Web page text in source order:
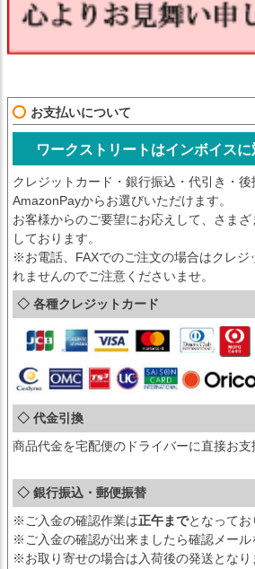
お支払いについて
ワークストリートはインボイスに
クレジットカード・銀行振込・代引き・後
AmazonPayからお選びいただけます。
お客様からのご要望にお応えして、さま
しております。
※お電話、FAXでのご注文の場合はクレジ
れませんのでご注意くださいませ。
◇ 各種クレジットカード
◇ 代金引換
商品代金を宅配便のドライバーに直接お支
◇ 銀行振込・郵便振替
※ご入金の確認作業は正午までとなってお
※ご入金の確認が出来ましたら確認メール
※お取り寄せの場合は入荷後の発送となり